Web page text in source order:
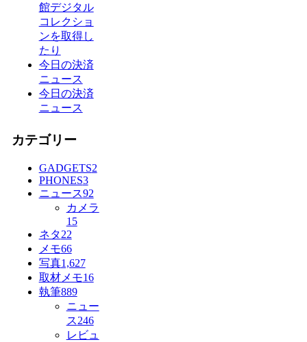
館デジタル
コレクショ
ンを取得し
たり
今日の決済
ニュース
今日の決済
ニュース
カテゴリー
GADGETS2
PHONES3
ニュース92
カメラ
15
ネタ22
メモ66
写真1,627
取材メモ16
執筆889
ニュー
ス246
レビュ